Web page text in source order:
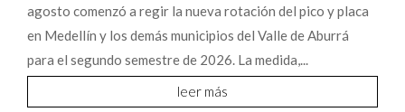
agosto comenzó a regir la nueva rotación del pico y placa
en Medellín y los demás municipios del Valle de Aburrá
para el segundo semestre de 2026. La medida,...
leer más